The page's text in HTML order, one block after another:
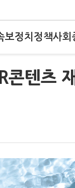
보정치 정책사회
콘텐츠